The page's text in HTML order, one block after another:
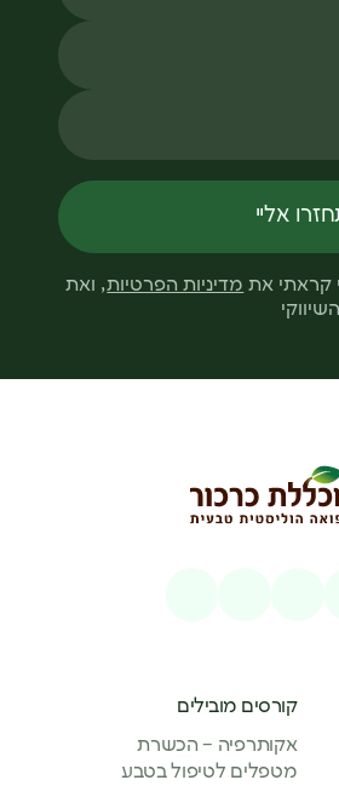
אליי
קראתי את מדיניות הפרטיות, ואת
קורסים מובילים
אקותרפיה – הכשרת
מטפלים לטיפול בטבע